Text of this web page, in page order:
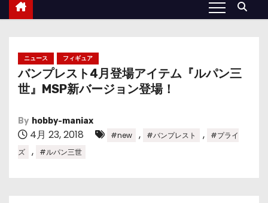
ニュース フィギュア
バンプレスト4月登場アイテム『ルパン三
世』MSP新バージョン登場！
By hobby-maniax
4月 23, 2018 #new , #バンプレスト ,
#プライ
ズ
, #ルパン三世